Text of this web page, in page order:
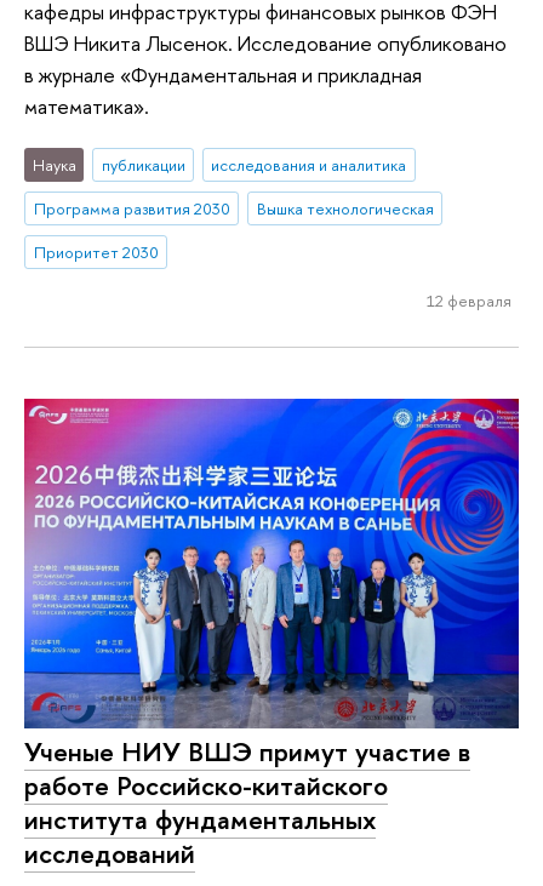
кафедры инфраструктуры финансовых рынков ФЭН
ВШЭ Никита Лысенок. Исследование опубликовано
в журнале «Фундаментальная и прикладная
математика».
Наука публикации
исследования и аналитика
Программа развития 2030
Вышка технологическая
Приоритет 2030
12 февраля
Ученые НИУ ВШЭ примут участие в
работе Российско-китайского
института фундаментальных
исследований